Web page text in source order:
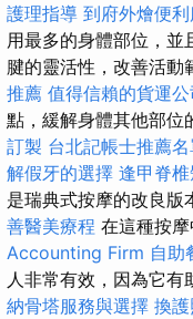
護理指導 到府外燴便
用最多的身體部位，
腱的靈活性，改善活動
推薦 值得信賴的貨運公
點，緩解身體其他部位
訂製 台北記帳士推薦
解假牙的選擇 逢甲脊
是瑞典式按摩的改良版
善醫美療程 在這種按
Accounting Firm 自助
人非常有效，因為它有
納骨塔服務與選擇 換